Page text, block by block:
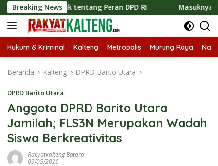
Langsung
ke
konten
Breaking News
tentang Peran DPD RI Masuknya Musim
Hukum & Kriminal Kalteng Metropolis Murung Raya
Beranda Kalteng DPRD Barito Utara
DPRD Barito Utara
Anggota DPRD Barito Utara
Jamilah; FLS3N Merupakan Wadah
Siswa Berkreativitas
Rakyatkalteng Batara
09/05/2026